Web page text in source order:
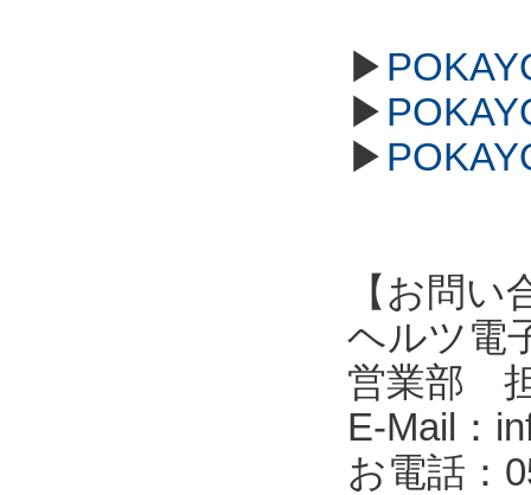
▶
▶
▶
【お問い
ヘルツ電
営業部
E-Mail：
お電話：